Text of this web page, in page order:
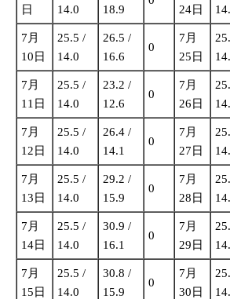
日
14.0
18.9
24日
7月
10日
25.5 /
14.0
26.5 /
16.6
0
7月
25日
7月
11日
25.5 /
14.0
23.2 /
12.6
0
7月
26日
7月
12日
25.5 /
14.0
26.4 /
14.1
0
7月
27日
7月
13日
25.5 /
14.0
29.2 /
15.9
0
7月
28日
7月
14日
25.5 /
14.0
30.9 /
16.1
0
7月
29日
7月
15日
25.5 /
14.0
30.8 /
15.9
0
7月
30日